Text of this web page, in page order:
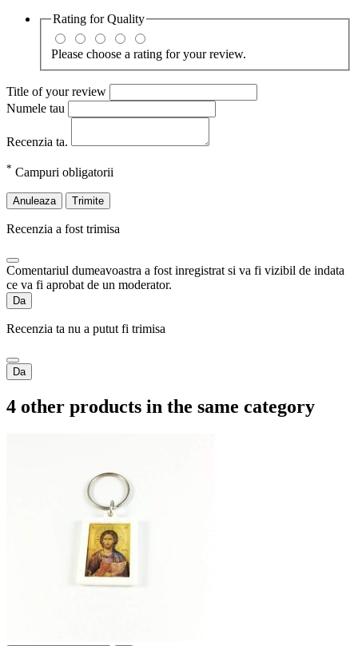
Rating forQuality
Please choose a rating for your review.
Title of your review
Numele tau
Recenzia ta.
* Campuri obligatorii
Anuleaza Trimite
Recenzia a fost trimisa
Comentariul dumeavoastra a fost inregistrat si va fi vizibil de indata
ce va fi aprobat de un moderator.
Da
Recenzia ta nu a putut fi trimisa
Da
4 other products in the same category